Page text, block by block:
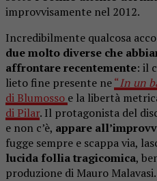
improvvisamente nel 2012.
Incredibilmente qualcosa
due molto diverse che
affrontare recentemente: il
lieto fine presente ne“In un
di Blumosso e la libertà
di Pilar. Il protagonista del
e non c’è, appare
fugge sempre e scappa via,
lucida follia tragicomica,
produzione di Mauro Malavasi.